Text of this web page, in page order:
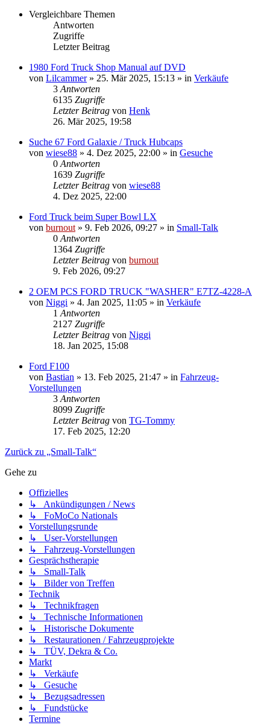
Vergleichbare Themen
Antworten
Zugriffe
Letzter Beitrag
1980 Ford Truck Shop Manual auf DVD
von Lilcammer» 25. Mär 2025, 15:13 » in Verkäufe
3 Antworten
6135 Zugriffe
Letzter Beitrag von Henk
26. Mär 2025, 19:58
Suche 67 Ford Galaxie / Truck Hubcaps
von wiese88 » 4. Dez 2025, 22:00 » in Gesuche
0 Antworten
1639 Zugriffe
Letzter Beitrag von wiese88
4. Dez 2025, 22:00
Ford Truck beim Super Bowl LX
von burnout » 9. Feb 2026, 09:27 » in Small-Talk
0 Antworten
1364 Zugriffe
Letzter Beitrag von burnout
9. Feb 2026, 09:27
2 OEM PCS FORD TRUCK "WASHER" E7TZ-4228-A
von Niggi » 4. Jan 2025, 11:05 » in Verkäufe
1 Antworten
2127 Zugriffe
Letzter Beitrag von Niggi
18. Jan 2025, 15:08
Ford F100
von Bastian » 13. Feb 2025, 21:47 » in Fahrzeug-
Vorstellungen
3 Antworten
8099 Zugriffe
Letzter Beitrag von TG-Tommy
17. Feb 2025, 12:20
Zurück zu „Small-Talk“
Gehe zu
Offizielles
↳ Ankündigungen / News
↳ FoMoCo Nationals
Vorstellungsrunde
↳ User-Vorstellungen
↳ Fahrzeug-Vorstellungen
Gesprächstherapie
↳ Small-Talk
↳ Bilder von Treffen
Technik
↳ Technikfragen
↳ Technische Informationen
↳ Historische Dokumente
↳ Restaurationen / Fahrzeugprojekte
↳ TÜV, Dekra & Co.
Markt
↳ Verkäufe
↳ Gesuche
↳ Bezugsadressen
↳ Fundstücke
Termine